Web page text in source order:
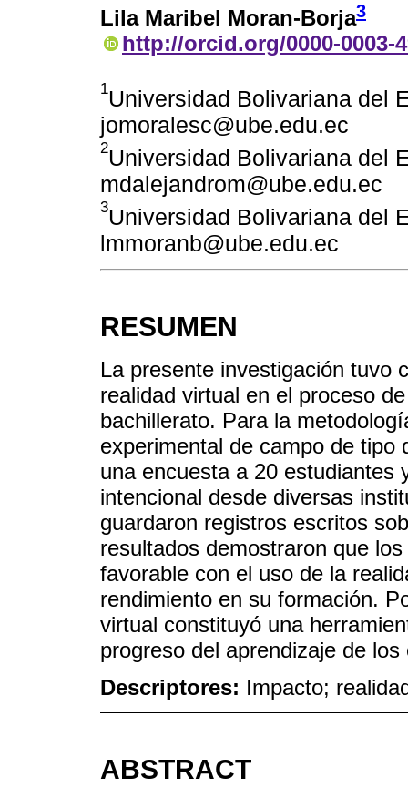
Lila Maribel Moran-Borja3
http://orcid.org/0000-0003-
1Universidad Bolivariana del
jomoralesc@ube.edu.ec
2Universidad Bolivariana del
mdalejandrom@ube.edu.ec
3Universidad Bolivariana del
lmmoranb@ube.edu.ec
RESUMEN
La presente investigación tuvo
realidad virtual en el proceso
bachillerato. Para la
experimental de campo de tipo
una encuesta a 20 estudiantes
intencional desde diversas
guardaron registros escritos
resultados demostraron que
favorable con el uso de la
rendimiento en su formación.
virtual constituyó una
progreso del aprendizaje de
Descriptores: Impacto;
ABSTRACT